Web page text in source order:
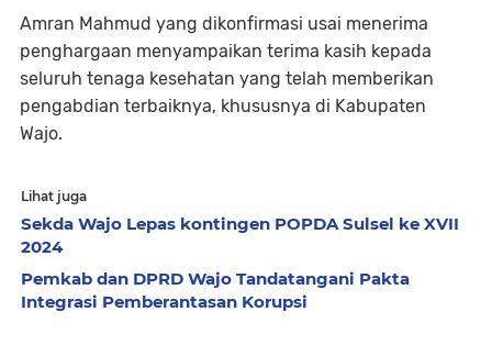
Amran Mahmud yang dikonfirmasi usai menerima
penghargaan menyampaikan terima kasih kepada
seluruh tenaga kesehatan yang telah memberikan
pengabdian terbaiknya, khususnya di Kabupaten
Wajo.
Lihat juga
Sekda Wajo Lepas kontingen POPDA Sulsel ke XVII
2024
Pemkab dan DPRD Wajo Tandatangani Pakta
Integrasi Pemberantasan Korupsi